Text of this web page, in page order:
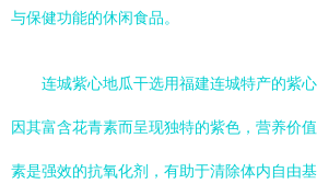
与保健功能的休闲食品。
连城紫心地瓜干选用福建连城特产的紫
因其富含花青素而呈现独特的紫色，营养价
素是强效的抗氧化剂，有助于清除体内自由